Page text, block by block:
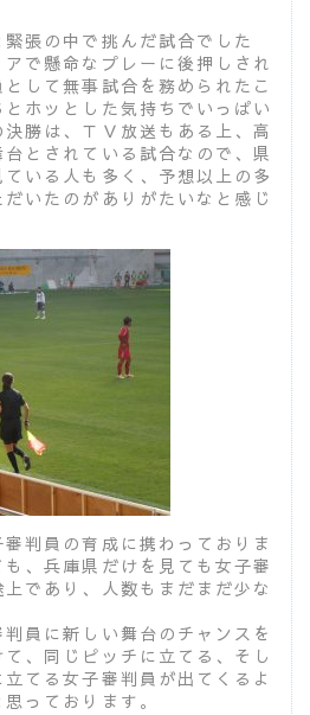
張の中で挑んだ試合でした
で懸命なプレーに後押しされ
して無事試合を務められたこ
ホッとした気持ちでいっぱい
勝は、ＴＶ放送もある上、高
とされている試合なので、県
いる人も多く、予想以上の多
いたのがありがたいなと感じ
判員の育成に携わっておりま
、兵庫県だけを見ても女子審
であり、人数もまだまだ少な
員に新しい舞台のチャンスを
、同じピッチに立てる、そし
てる女子審判員が出てくるよ
っております。